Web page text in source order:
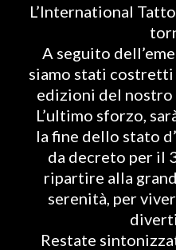
L’International
A seguito
siamo stati costretti
edizioni del nostro
L’ultimo sforzo,
la fine dello stato
da decreto per il
ripartire alla
serenità, per
Restate